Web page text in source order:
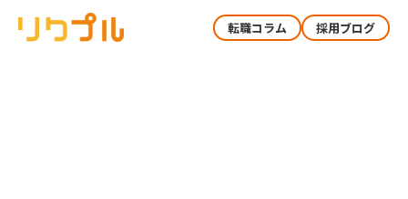
転職コラム 採用ブログ